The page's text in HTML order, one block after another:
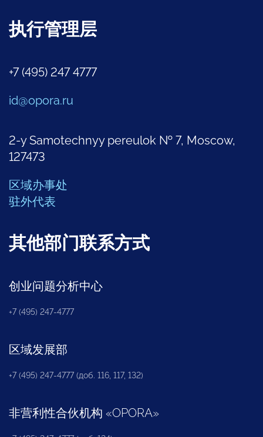
执行管理层
+7 (495) 247 4777
id@opora.ru
2-y Samotechnyy pereulok № 7, Moscow,
127473
区域办事处
驻外代表
其他部门联系方式
创业问题分析中心
+7 (495) 247-4777
区域发展部
+7 (495) 247-4777 (доб. 116, 117, 132)
非营利性合伙机构 «OPORA»